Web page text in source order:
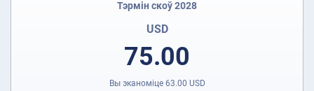
Тэрмін скоў 2028
USD
75.00
Вы эканоміце 63.00 USD